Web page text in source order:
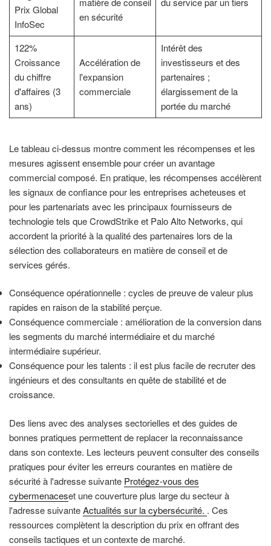
Prix Global
InfoSec
en sécurité
122%
Croissance
du chiffre
d'affaires (3
ans)
Accélération de
l'expansion
commerciale
Intérêt des
investisseurs et des
partenaires ;
élargissement de la
portée du marché
Le tableau ci-dessus montre comment les récompenses et les
mesures agissent ensemble pour créer un avantage
commercial composé. En pratique, les récompenses accélèrent
les signaux de confiance pour les entreprises acheteuses et
pour les partenariats avec les principaux fournisseurs de
technologie tels que CrowdStrike et Palo Alto Networks, qui
accordent la priorité à la qualité des partenaires lors de la
sélection des collaborateurs en matière de conseil et de
services gérés.
Conséquence opérationnelle : cycles de preuve de valeur plus
rapides en raison de la stabilité perçue.
Conséquence commerciale : amélioration de la conversion dans
les segments du marché intermédiaire et du marché
intermédiaire supérieur.
Conséquence pour les talents : il est plus facile de recruter des
ingénieurs et des consultants en quête de stabilité et de
croissance.
Des liens avec des analyses sectorielles et des guides de
bonnes pratiques permettent de replacer la reconnaissance
dans son contexte. Les lecteurs peuvent consulter des conseils
pratiques pour éviter les erreurs courantes en matière de
sécurité à l'adresse suivante Protégez-vous des
cybermenaceset une couverture plus large du secteur à
l'adresse suivanteActualités sur la cybersécurité. . Ces
ressources complètent la description du prix en offrant des
conseils tactiques et un contexte de marché.